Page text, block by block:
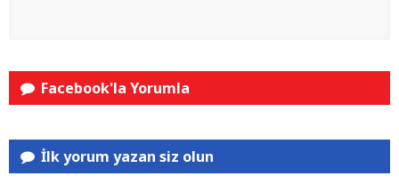
Facebook'la Yorumla
İlk yorum yazan siz olun